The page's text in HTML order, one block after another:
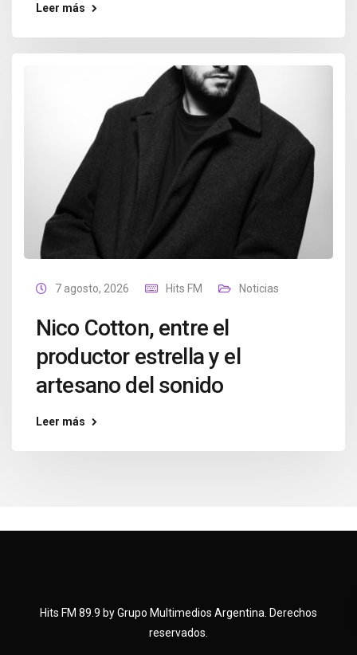
Leer más
7 agosto, 2026 Hits FM Noticias
Nico Cotton, entre el
productor estrella y el
artesano del sonido
Leer más
Hits FM 89.9 by Grupo Multimedios Argentina. Derechos
reservados.